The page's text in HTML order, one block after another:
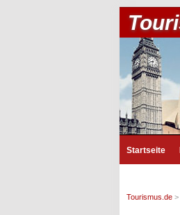
Startseite
Tourismus.de >